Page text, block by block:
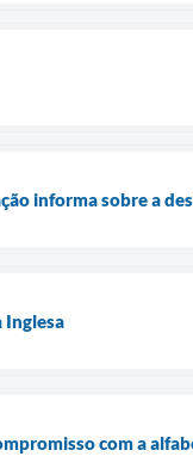
informa sobre a
Inglesa
com a